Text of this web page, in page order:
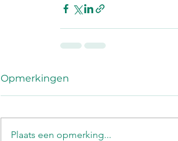
Opmerkingen
Plaats een opmerking...